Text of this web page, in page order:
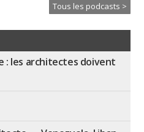
Tous les podcasts >
les architectes doivent